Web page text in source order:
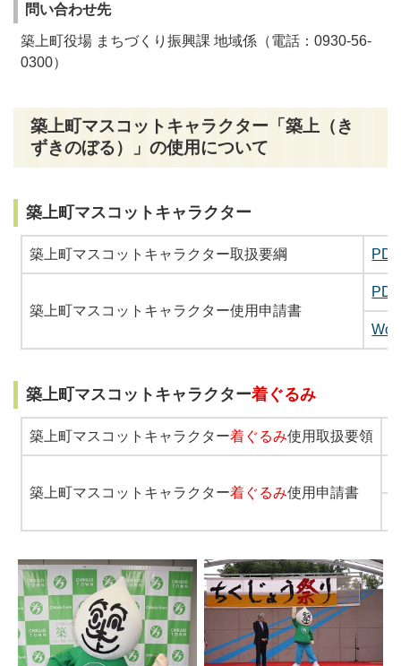
問い合わせ先
築上町役場 まちづくり振興課 地域係（電話：0930-56-
0300）
築上町マスコットキャラクター「築上（き
ずきのぼる）」の使用について
築上町マスコットキャラクター
築上町マスコットキャラクター取扱要綱
築上町マスコットキャラクター使用申請書
築上町マスコットキャラクター着ぐるみ
築上町マスコットキャラクター着ぐるみ使用取扱要領
築上町マスコットキャラクター着ぐるみ使用申請書